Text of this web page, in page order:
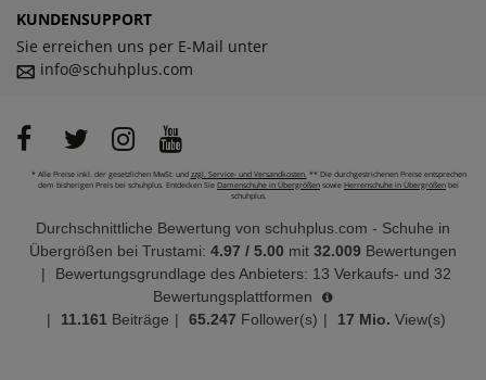
KUNDENSUPPORT
Sie erreichen uns per E-Mail unter
info@schuhplus.com
* Alle Preise inkl. der gesetzlichen MwSt. und zzgl. Service- und Versandkosten. ** Die durchgestrichenen Preise entsprechen
dem bisherigen Preis bei schuhplus. Entdecken Sie Damenschuhe in Übergrößen sowie Herrenschuhe in Übergrößen bei
schuhplus.
Durchschnittliche Bewertung von schuhplus.com - Schuhe in
Übergrößen bei Trustami: 4.97 / 5.00 mit 32.009 Bewertungen
|
Bewertungsgrundlage des Anbieters: 13 Verkaufs- und 32
Bewertungsplattformen
|
11.161 Beiträge | 65.247 Follower(s) | 17 Mio. View(s)